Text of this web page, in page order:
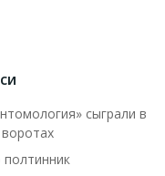
сыграли в